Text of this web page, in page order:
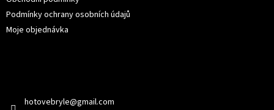
Podmínky ochrany osobních údajů
Moje objednávka
hotovebryle@gmail.com